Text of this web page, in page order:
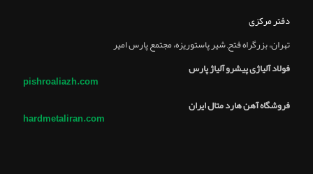
دفتر مرکزی
تهران، بزرگراه فتح, شير پاستوريزه، مجتمع پارس امير
فولاد آلیاژی پیشرو آلیاژ پارس
pishroaliazh.com
فروشگاه آهن هارد متال ایران
hardmetaliran.com